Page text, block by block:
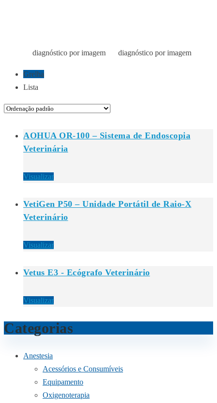
diagnóstico por imagem diagnóstico por imagem
Grelha
Lista
AOHUA OR-100 – Sistema de Endoscopia
Veterinária
Visualizar
VetiGen P50 – Unidade Portátil de Raio-X
Veterinário
Visualizar
Vetus E3 - Ecógrafo Veterinário
Visualizar
Categorias
Anestesia
Acessórios e Consumíveis
Equipamento
Oxigenoterapia